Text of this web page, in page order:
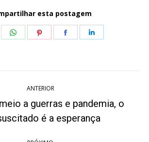
esta postagem
Share
Share
Share
ANTERIOR
Post
anterior:
a guerras e pandemia, o
é a esperança